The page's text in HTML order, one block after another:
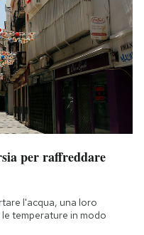
per raffreddare
l'acqua, una loro
temperature in modo